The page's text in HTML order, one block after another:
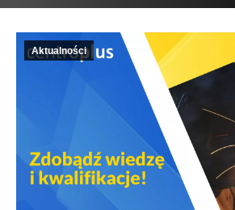
Aktualności